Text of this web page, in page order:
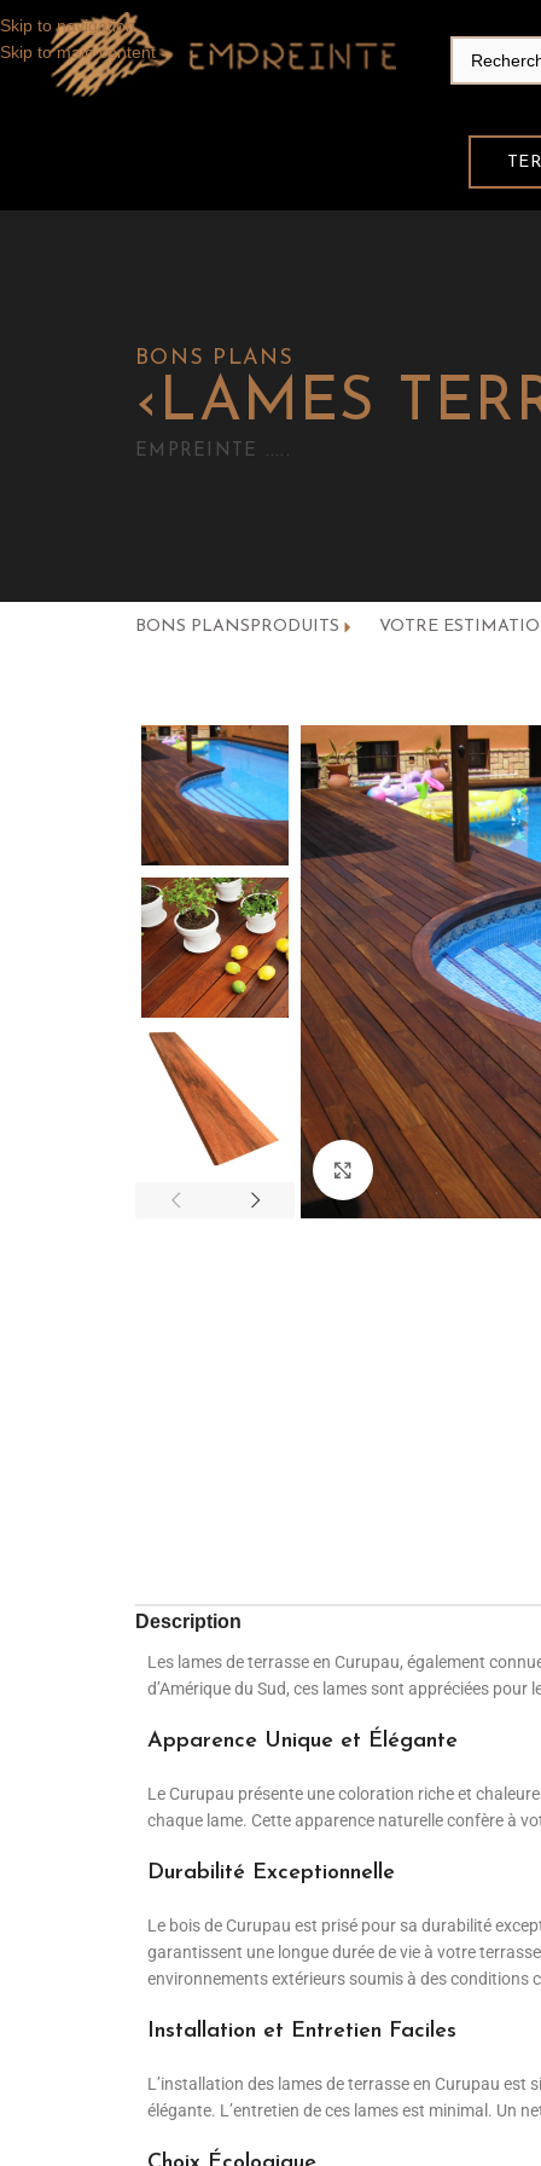
Skip to navigation
Skip to main content
EMPREINTE
BONS PLANS
‹ LAMES
EMPREINTE .....
BONS PLANSPRODUITS VOTRE
Click to enlarge
Description
Les lames de terrasse en Curupau, également
d’Amérique du Sud, ces lames sont appréciées
Apparence Unique et Élégante
Le Curupau présente une coloration riche et
chaque lame. Cette apparence naturelle confère à
Durabilité Exceptionnelle
Le bois de Curupau est prisé pour sa durabilité
garantissent une longue durée de vie à votre
environnements extérieurs soumis à des conditions
Installation et Entretien Faciles
L’installation des lames de terrasse en Curupau
élégante. L’entretien de ces lames est minimal. Un
LAISSEZ VOUS SÉDUIRE PAR L'ÉLÉGANCE DE NOS